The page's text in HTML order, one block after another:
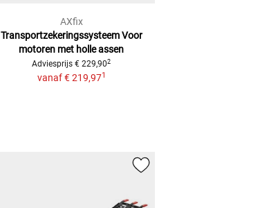
AXfix
Transportzekeringssysteem Voor
motoren met holle assen
Adviesprijs € 229,902
vanaf € 219,971